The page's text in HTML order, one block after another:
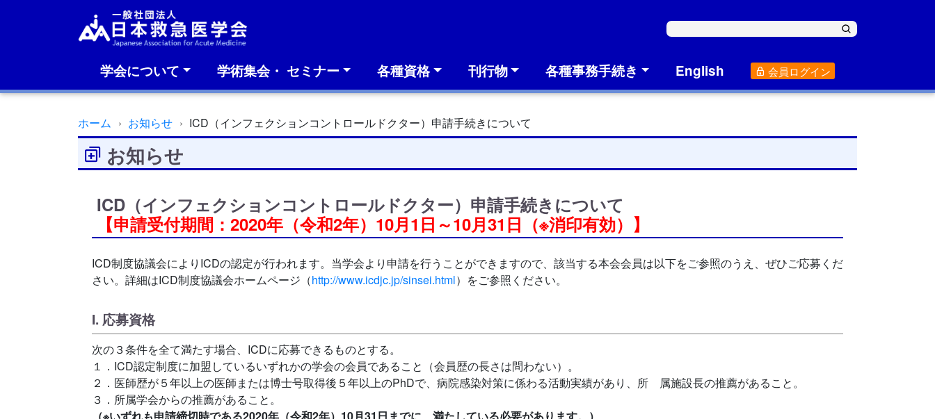
学会について 学術集会・ セミナー 各種資格 刊行物 各種事務手続き English 会員ログイン
ホーム お知らせ ICD（インフェクションコントロールドクター）申請手続きについて
お知らせ
ICD（インフェクションコントロールドクター）申請手続きについて
【申請受付期間：2020年（令和2年）10月1日～10月31日（※消印有効）】
ICD制度協議会によりICDの認定が行われます。当学会より申請を行うことができますので、該当する本会会員は以下をご参照のうえ、ぜひご応募くだ
さい。詳細はICD制度協議会ホームページ（http://www.icdjc.jp/sinsei.html）をご参照ください。
I. 応募資格
次の３条件を全て満たす場合、ICDに応募できるものとする。
１．ICD認定制度に加盟しているいずれかの学会の会員であること（会員歴の長さは問わない）。
２．医師歴が５年以上の医師または博士号取得後５年以上のPhDで、病院感染対策に係わる活動実績があり、所 属施設長の推薦があること。
３．所属学会からの推薦があること。
（※いずれも申請締切時である2020年（令和2年）10月31日までに、 満たしている必要があります。）